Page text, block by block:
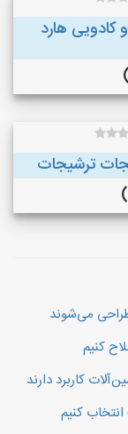
هارد
ترشيجات
می‌شوند
کنیم
کاربرد دارند
کنیم